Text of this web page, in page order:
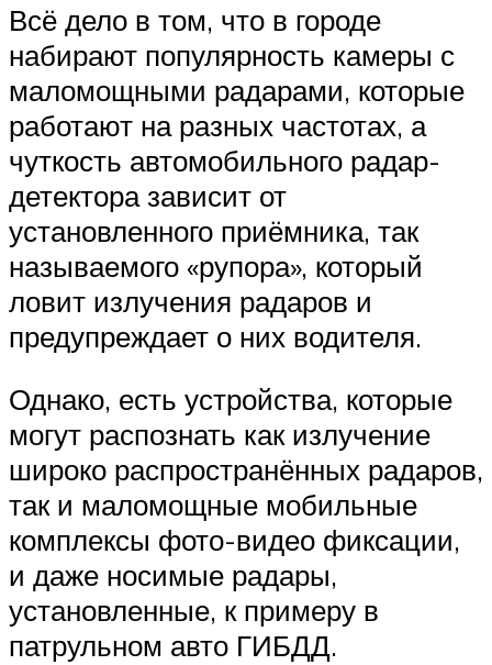
Всё дело в том, что в городе
набирают популярность камеры с
маломощными радарами, которые
работают на разных частотах, а
чуткость автомобильного радар-
детектора зависит от
установленного приёмника, так
называемого «рупора», который
ловит излучения радаров и
предупреждает о них водителя.
Однако, есть устройства, которые
могут распознать как излучение
широко распространённых радаров,
так и маломощные мобильные
комплексы фото-видео фиксации,
и даже носимые радары,
установленные, к примеру в
патрульном авто ГИБДД.